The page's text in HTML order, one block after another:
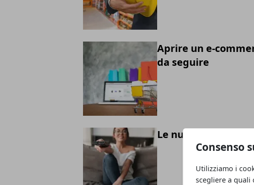
Consenso
Utilizziamo i
scegliere a quali
Aprire un e-
da seguire
Le nuove frontiere